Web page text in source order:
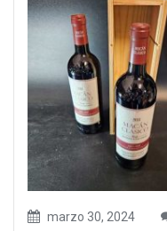
marzo 30, 2024